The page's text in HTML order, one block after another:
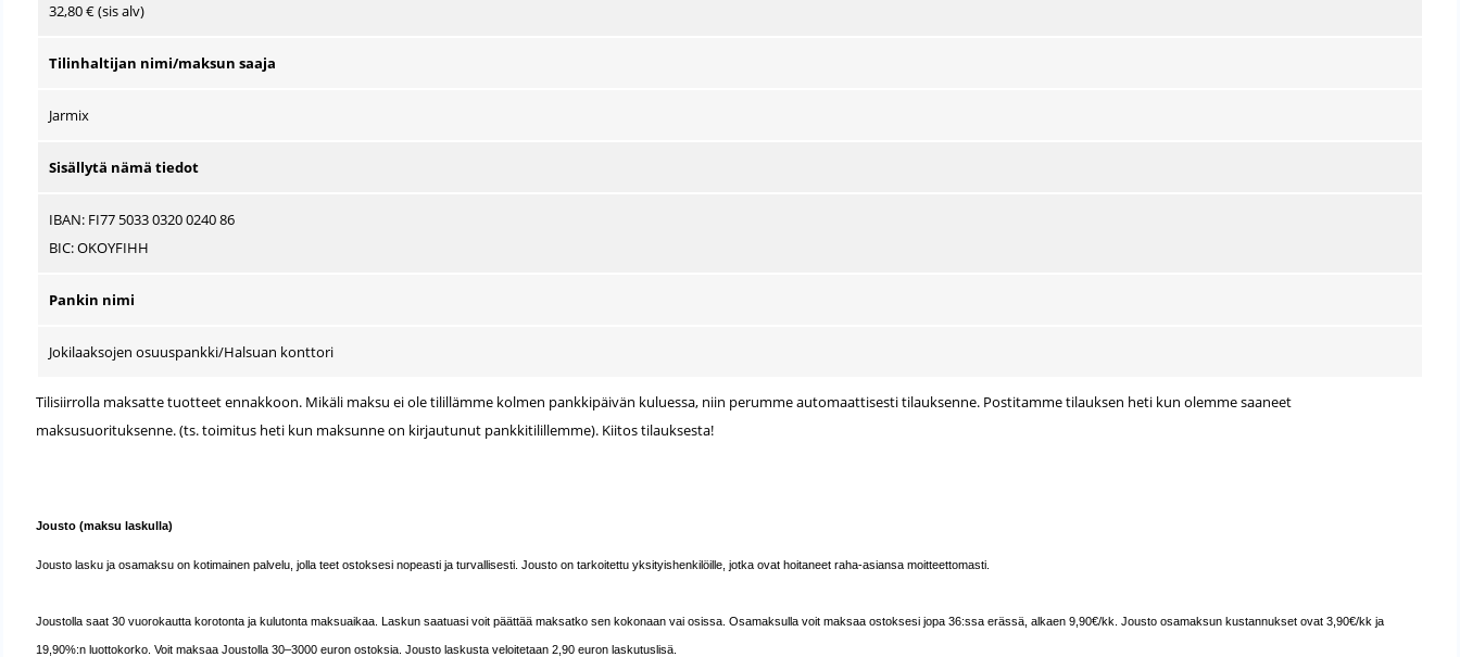
32,80 € (sis alv)
Tilinhaltijan nimi/maksun saaja
Jarmix
Sisällytä nämä tiedot
IBAN: FI77 5033 0320 0240 86
BIC: OKOYFIHH
Pankin nimi
Jokilaaksojen osuuspankki/Halsuan konttori
Tilisiirrolla maksatte tuotteet ennakkoon. Mikäli maksu ei ole tilillämme kolmen pankkipäivän kuluessa, niin perumme automaattisesti tilauksenne. Postitamme tilauksen heti kun olemme saaneet
maksusuorituksenne. (ts. toimitus heti kun maksunne on kirjautunut pankkitilillemme). Kiitos tilauksesta!
Jousto (maksu laskulla)
Jousto lasku ja osamaksu on kotimainen palvelu, jolla teet ostoksesi nopeasti ja turvallisesti. Jousto on tarkoitettu yksityishenkilöille, jotka ovat hoitaneet raha-asiansa moitteettomasti.
Joustolla saat 30 vuorokautta korotonta ja kulutonta maksuaikaa. Laskun saatuasi voit päättää maksatko sen kokonaan vai osissa. Osamaksulla voit maksaa ostoksesi jopa 36:ssa erässä, alkaen 9,90€/kk. Jousto osamaksun kustannukset ovat 3,90€/kk ja
19,90%:n luottokorko. Voit maksaa Joustolla 30–3000 euron ostoksia.Jousto laskusta veloitetaan 2,90 euron laskutuslisä.